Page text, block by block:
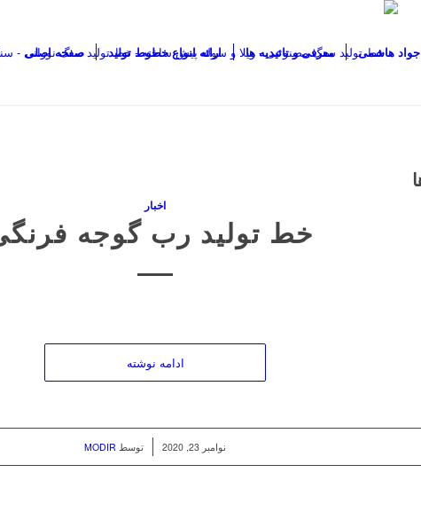
صفحه اصلی ارائه انواع خطوط تولید معرفی و تائیدیه ها جواد هاشمی
اخبار
خط تولید رب گوجه
ادامه نوشته
نوامبر 23, 2020
/ توسط MODIR